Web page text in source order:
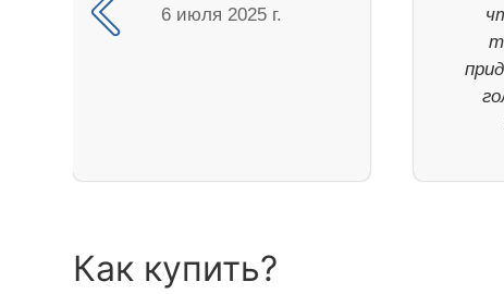
6 июля 2025 г.
Как купить?